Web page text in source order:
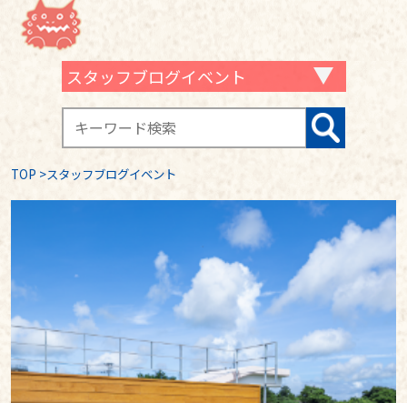
スタッフブログイベント
TOP >スタッフブログイベント